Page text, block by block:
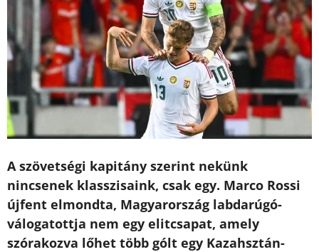
A szövetségi kapitány szerint nekünk
nincsenek klasszisaink, csak egy. Marco Rossi
újfent elmondta, Magyarország labdarúgó-
válogatottja nem egy elitcsapat, amely
szórakozva lőhet több gólt egy Kazahsztán-